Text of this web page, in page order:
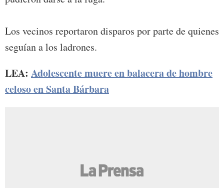
Los vecinos reportaron disparos por parte de quienes
seguían a los ladrones.
LEA: Adolescente muere en balacera de hombre
celoso en Santa Bárbara